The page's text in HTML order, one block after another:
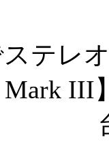
テレ
Mark